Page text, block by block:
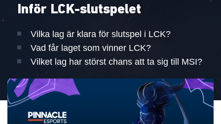
Inför LCK-slutspelet
Vilka lag är klara för slutspel i LCK?
Vad får laget som vinner LCK?
Vilket lag har störst chans att ta sig till MSI?